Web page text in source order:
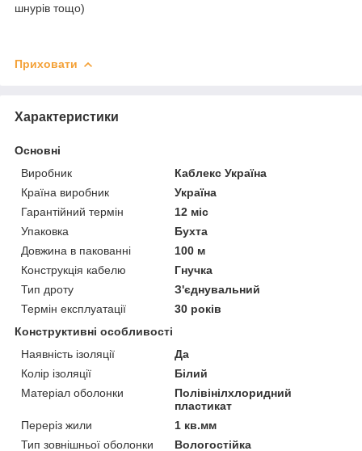
шнурів тощо)
Приховати
Характеристики
Основні
Виробник
Каблекс Україна
Країна виробник
Україна
Гарантійний термін
12 міс
Упаковка
Бухта
Довжина в пакованні
100 м
Конструкція кабелю
Гнучка
Тип дроту
З'єднувальний
Термін експлуатації
30 років
Конструктивні особливості
Наявність ізоляції
Да
Колір ізоляції
Білий
Матеріал оболонки
Полівінілхлоридний
пластикат
Переріз жили
1 кв.мм
Тип зовнішньої оболонки
Вологостійка